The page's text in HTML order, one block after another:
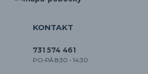
KONTAKT
731 574 461
PO-PÁ 8:30 - 14:30